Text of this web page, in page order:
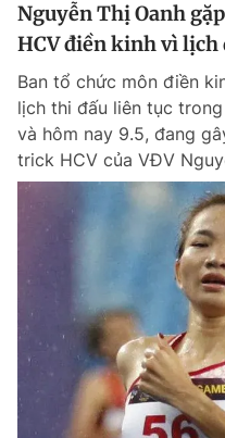
Nguyễn Thị Oanh
HCV điền kinh vì lịch
Ban tổ chức môn điền
lịch thi đấu liên tục
và hôm nay 9.5, đang
trick HCV của VĐV